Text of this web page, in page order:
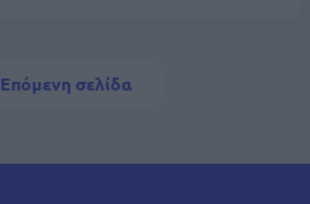
Next page
Επόμενη σελίδα